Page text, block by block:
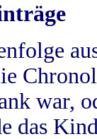
war,
das